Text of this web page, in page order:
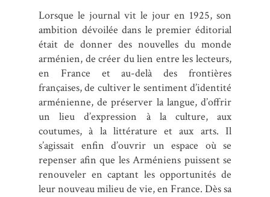
Lorsque le journal vit le jour en 1925, son
ambition dévoilée dans le premier éditorial
était de donner des nouvelles du monde
arménien, de créer du lien entre les lecteurs,
en France et au-delà des frontières
françaises, de cultiver le sentiment d’identité
arménienne, de préserver la langue, d’offrir
un lieu d’expression à la culture, aux
coutumes, à la littérature et aux arts. Il
s’agissait enfin d’ouvrir un espace où se
repenser afin que les Arméniens puissent se
renouveler en captant les opportunités de
leur nouveau milieu de vie, en France. Dès sa